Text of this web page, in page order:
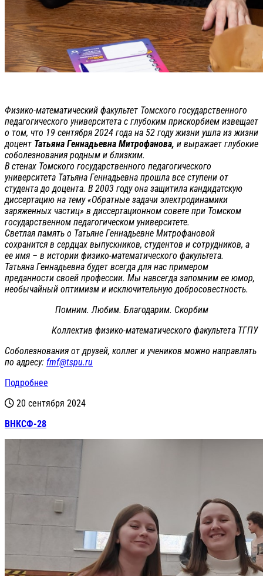
Физико-математический факультет Томского государственного
педагогического университета с глубоким прискорбием извещает
о том, что 19 сентября 2024 года на 52 году жизни ушла из жизни
доцент Татьяна Геннадьевна Митрофанова, и выражает глубокие
соболезнования родным и близким.
В стенах Томского государственного педагогического
университета Татьяна Геннадьевна прошла все ступени от
студента до доцента. В 2003 году она защитила кандидатскую
диссертацию на тему «Обратные задачи электродинамики
заряженных частиц» в диссертационном совете при Томском
государственном педагогическом университете.
Светлая память о Татьяне Геннадьевне Митрофановой
сохранится в сердцах выпускников, студентов и сотрудников, а
ее имя – в истории физико-математического факультета.
Татьяна Геннадьевна будет всегда для нас примером
преданности своей профессии. Мы навсегда запомним ее юмор,
необычайный оптимизм и исключительную добросовестность.
Помним. Любим. Благодарим. Скорбим
Коллектив физико-математического факультета ТГПУ
Соболезнования от друзей, коллег и учеников можно направлять
по адресу: fmf@tspu.ru
Подробнее
20 сентября 2024
ВНКСФ-28